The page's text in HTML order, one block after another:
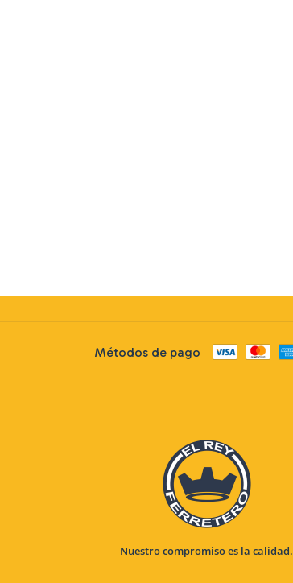
Métodos de pago
Nuestro compromiso es la calidad.